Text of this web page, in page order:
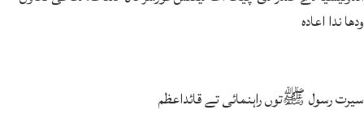
ودھا ندا اعادہ
سیرت رسول ﷺتوں راہنمائی تے قائداعظم